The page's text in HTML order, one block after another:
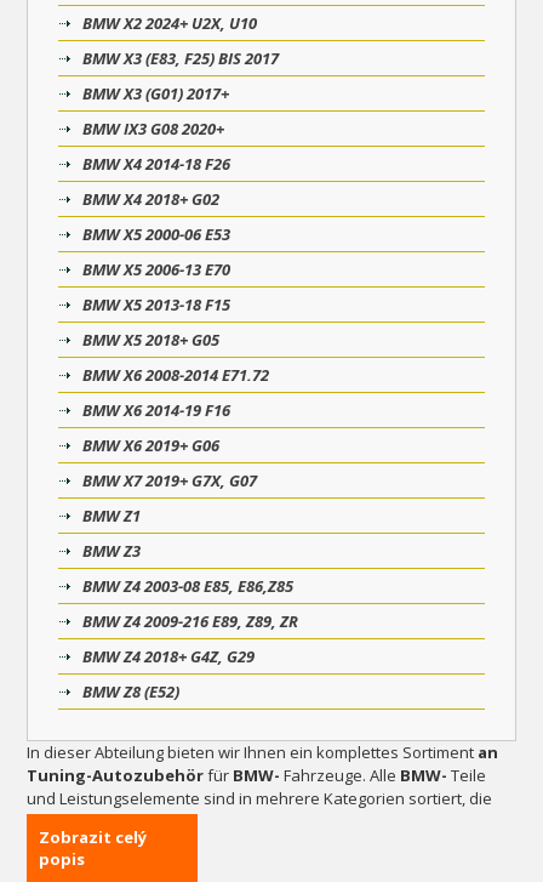
BMW X2 2024+ U2X, U10
BMW X3 (E83, F25) BIS 2017
BMW X3 (G01) 2017+
BMW IX3 G08 2020+
BMW X4 2014-18 F26
BMW X4 2018+ G02
BMW X5 2000-06 E53
BMW X5 2006-13 E70
BMW X5 2013-18 F15
BMW X5 2018+ G05
BMW X6 2008-2014 E71.72
BMW X6 2014-19 F16
BMW X6 2019+ G06
BMW X7 2019+ G7X, G07
BMW Z1
BMW Z3
BMW Z4 2003-08 E85, E86,Z85
BMW Z4 2009-216 E89, Z89, ZR
BMW Z4 2018+ G4Z, G29
BMW Z8 (E52)
In dieser Abteilung bieten wir Ihnen ein komplettes Sortiment an
Tuning-Autozubehörfür BMW- Fahrzeuge. Alle BMW- Teile
und Leistungselemente sind in mehrere Kategorien sortiert, die
angezeigt werden, sobald Sie auf das jeweilige
klicken. Sie können aus einem breiten Sortiment an
Auspuffanlagen und Endschalldämpfern, Sportbremsscheiben,
Zobrazit celý
popis